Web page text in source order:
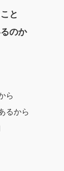
と
のか
ら
るから